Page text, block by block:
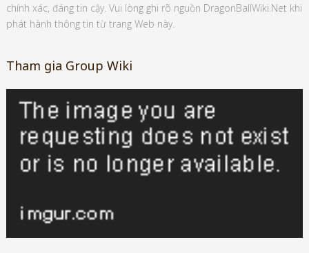
chính xác, đáng tin cậy. Vui lòng ghi rõ nguồn DragonBallWiki.Net khi
phát hành thông tin từ trang Web này.
Tham gia Group Wiki